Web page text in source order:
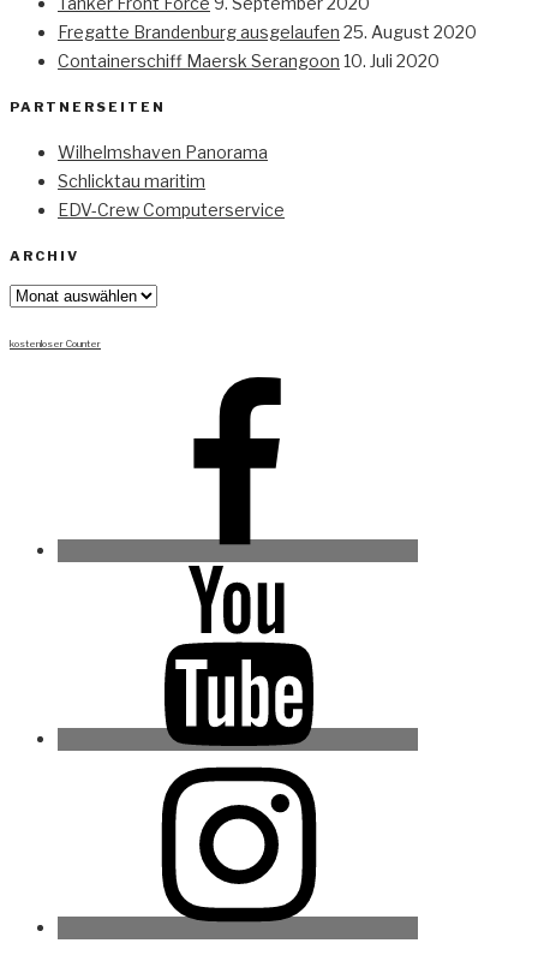
Fregatte Brandenburg ausgelaufen 25. August 2020
Containerschiff Maersk Serangoon 10. Juli 2020
PARTNERSEITEN
Wilhelmshaven Panorama
Schlicktau maritim
EDV-Crew Computerservice
ARCHIV
Archiv
kostenloser Counter